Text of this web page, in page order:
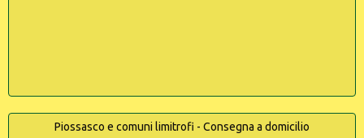
Piossasco e comuni limitrofi - Consegna a domicilio